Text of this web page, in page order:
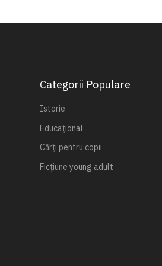
Categorii Populare
Istorie
Educațional
Cărți pentru copii
Ficțiune young adult